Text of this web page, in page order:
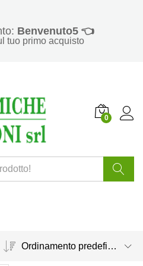
Benvenuto5 👈
tuo primo acquisto
0
Ordinamento predefinito